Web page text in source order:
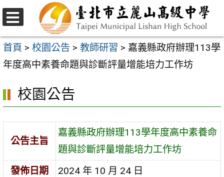
跳
至
主
要
容
區
選
單
首頁 > 校園公告 > 教師研習 > 嘉義縣政府辦理113學
年度高中素養命題與診斷評量增能培力工作坊
校園公告
公告主旨
嘉義縣政府辦理113學年度高中素養命
題與診斷評量增能培力工作坊
發佈日期
2024 年 10 月 24 日